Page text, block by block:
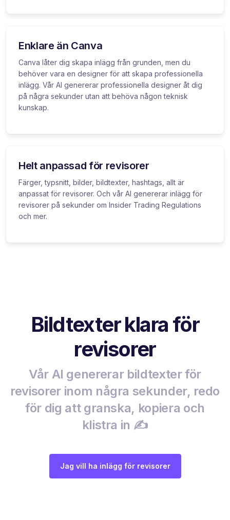
Enklare än Canva
Canva låter dig skapa inlägg från grunden, men du
behöver vara en designer för att skapa professionella
inlägg. Vår AI genererar professionella designer åt dig
på några sekunder utan att behöva någon teknisk
kunskap.
Helt anpassad för revisorer
Färger, typsnitt, bilder, bildtexter, hashtags, allt är
anpassat för revisorer. Och vår AI genererar inlägg för
revisorer på sekunder om Insider Trading Regulations
och mer.
Bildtexter klara för
revisorer
Vår AI genererar bildtexter för
revisorer inom några sekunder, redo
för dig att granska, kopiera och
klistra in ✍️
Jag vill ha inlägg för revisorer